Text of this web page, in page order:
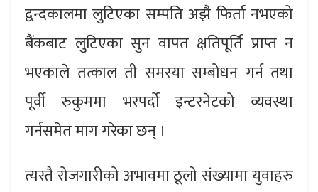
द्वन्दकालमा लुटिएका सम्पति अझै फिर्ता नभएको
बैंकबाट लुटिएका सुन वापत क्षतिपूर्ति प्राप्त न
भएकाले तत्काल ती समस्या सम्बोधन गर्न तथा
पूर्वी रुकुममा भरपर्दो इन्टरनेटको व्यवस्था
गर्नसमेत माग गरेका छन् ।
त्यस्तै रोजगारीको अभावमा ठूलो संख्यामा युवाहरु